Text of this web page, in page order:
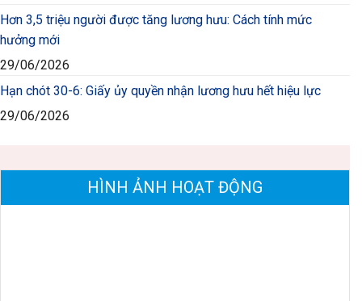
Hơn 3,5 triệu người được tăng lương hưu: Cách tính mức
hưởng mới
29/06/2026
Hạn chót 30-6: Giấy ủy quyền nhận lương hưu hết hiệu lực
29/06/2026
HÌNH ẢNH HOẠT ĐỘNG